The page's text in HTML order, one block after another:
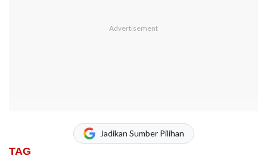
Jadikan Sumber Pilihan
TAG